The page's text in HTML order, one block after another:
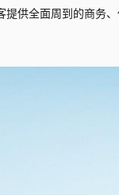
提供全面周到的商务